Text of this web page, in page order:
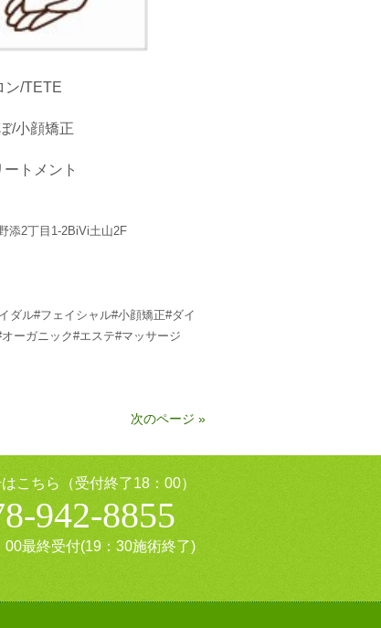
ン/TETE
/小顔矯正
トメント
添2丁目1-2BiVi土山2F
ダル#フェイシャル#小顔矯正#ダイ
ーガニック#エステ#マッサージ
次のページ »
こちら（受付終了18：00）
942-8855
最終受付(19：30施術終了)